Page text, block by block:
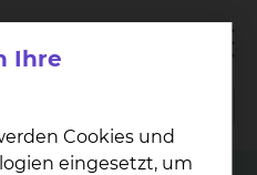
Fichtengrund
Ihre
Cookies und
eingesetzt, um